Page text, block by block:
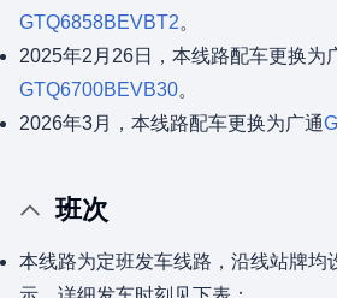
GTQ6858BEVBT2。
2025年2月26日，本线路配车更换为
GTQ6700BEVB30。
2026年3月，本线路配车更换为广通
班次
本线路为定班发车线路，沿线站牌均